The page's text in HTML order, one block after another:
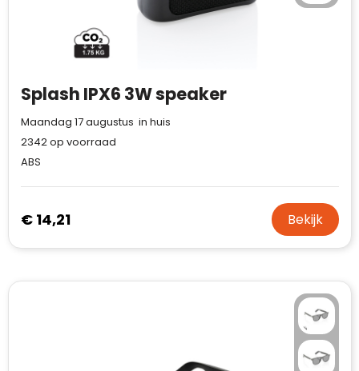
Splash IPX6 3W speaker
Maandag 17 augustus in huis
2342op voorraad
ABS
€ 14,21 Bekijk